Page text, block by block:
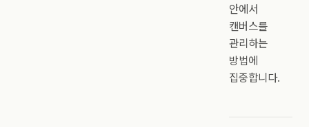
안에서
캔버스를
관리하는
방법에
집중합니다.